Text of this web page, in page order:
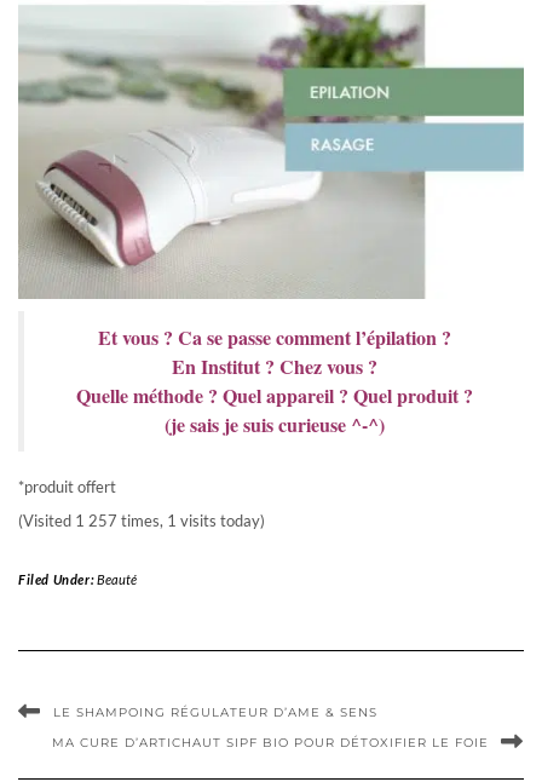
Et vous ? Ca se passe comment l’épilation ?
En Institut ? Chez vous ?
Quelle méthode ? Quel appareil ? Quel produit ?
(je sais je suis curieuse ^-^)
*produit offert
(Visited 1 257 times, 1 visits today)
Filed Under:Beauté
LE SHAMPOING RÉGULATEUR D’AME & SENS
MA CURE D’ARTICHAUT SIPF BIO POUR DÉTOXIFIER LE FOIE